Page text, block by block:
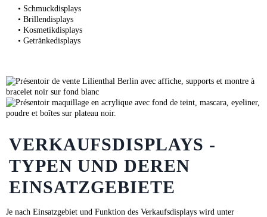
• Schmuckdisplays
• Brillendisplays
• Kosmetikdisplays
• Getränkedisplays
VERKAUFSDISPLAYS -
TYPEN UND DEREN
EINSATZGEBIETE
Je nach Einsatzgebiet und Funktion des Verkaufsdisplays wird unter